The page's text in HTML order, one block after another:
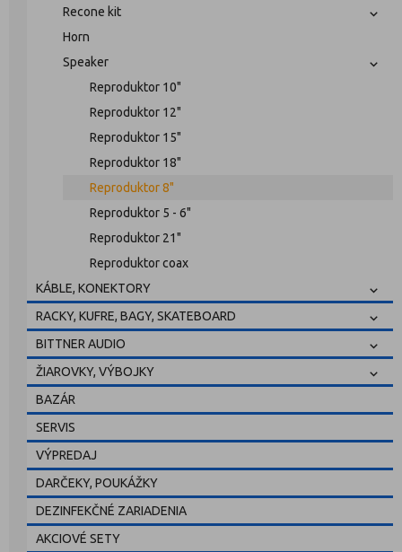
Recone kit
Horn
Speaker
Reproduktor 10"
Reproduktor 12"
Reproduktor 15"
Reproduktor 18"
Reproduktor 8"
Reproduktor 5 - 6"
Reproduktor 21"
Reproduktor coax
KÁBLE, KONEKTORY
RACKY, KUFRE, BAGY, SKATEBOARD
BITTNER AUDIO
ŽIAROVKY, VÝBOJKY
BAZÁR
SERVIS
VÝPREDAJ
DARČEKY, POUKÁŽKY
DEZINFEKČNÉ ZARIADENIA
AKCIOVÉ SETY